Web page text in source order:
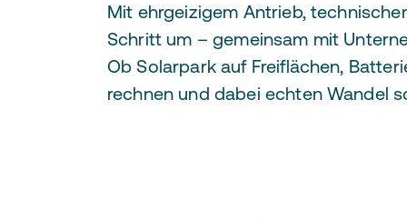
Mit ehrgeizigem Antrieb,
Schritt um – gemeinsam mit
Ob Solarpark auf Freiflächen,
rechnen und dabei echten Wandel